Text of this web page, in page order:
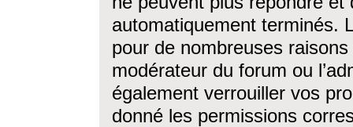
automatiquement terminés.
pour de nombreuses
modérateur du forum ou
également verrouiller vos
donné les permissions